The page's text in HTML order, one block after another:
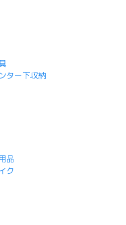
ター下収納
品
ク